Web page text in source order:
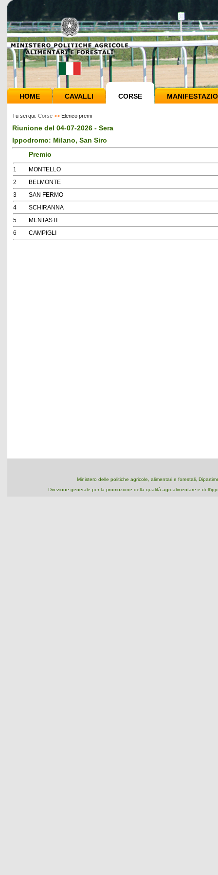
HOME CAVALLI CORSE
Tu sei qui: Corse >> Elenco premi
Riunione del 04-07-2026 - Sera
Ippodromo: Milano, San Siro
Premio
1
MONTELLO
2
BELMONTE
3
SAN FERMO
4
SCHIRANNA
5
MENTASTI
6
CAMPIGLI
Ministero delle politiche agricole, alimentari e forestali,
Direzione generale per la promozione della qualità agroalimentare e